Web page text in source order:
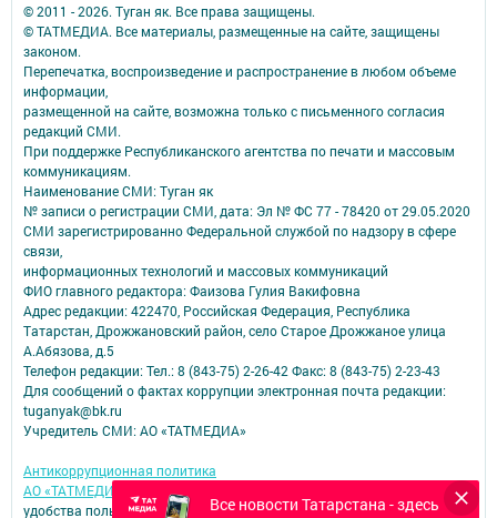
Все новости Татарстана - здесь
© 2011 - 2026. Туган як. Все права защищены.
© ТАТМЕДИА. Все материалы, размещенные на сайте, защищены
законом.
Перепечатка, воспроизведение и распространение в любом объеме
информации,
размещенной на сайте, возможна только с письменного согласия
редакций СМИ.
При поддержке Республиканского агентства по печати и массовым
коммуникациям.
Наименование СМИ: Туган як
№ записи о регистрации СМИ, дата: Эл № ФС 77 - 78420 от 29.05.2020
СМИ зарегистрированно Федеральной службой по надзору в сфере
связи,
информационных технологий и массовых коммуникаций
ФИО главного редактора: Фаизова Гулия Вакифовна
Адрес редакции: 422470, Российская Федерация, Республика
Татарстан, Дрожжановский район, село Старое Дрожжаное улица
А.Абязова, д.5
Телефон редакции: Тел.: 8 (843-75) 2-26-42 Факс: 8 (843-75) 2-23-43
Для сообщений о фактах коррупции электронная почта редакции:
tuganyak@bk.ru
Учредитель СМИ: АО «ТАТМЕДИА»
Антикоррупционная политика
АО «ТАТМЕДИА» использует «cookie»
для персонализации сервисов и
удобства пользователей сайтом.